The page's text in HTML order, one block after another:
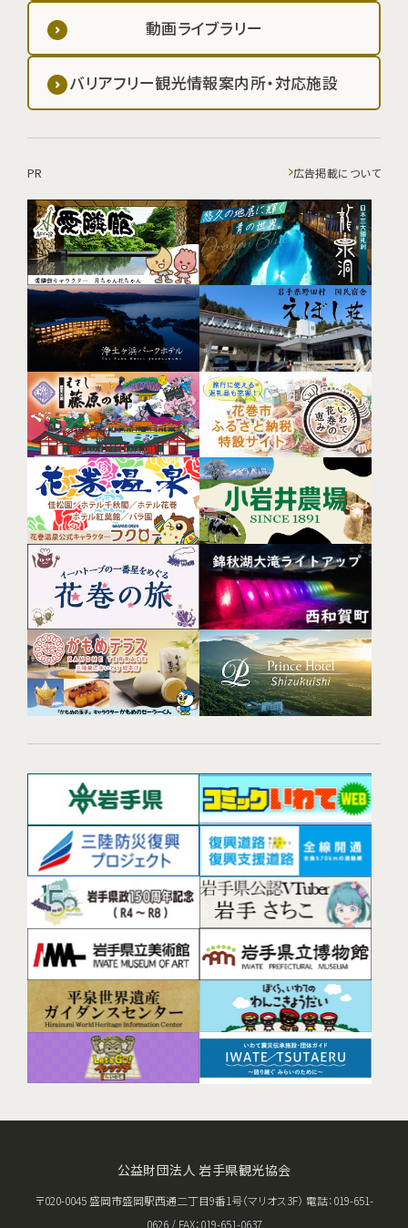
動画ライブラリー
バリアフリー観光情報案内所・対応施設
PR 広告掲載について
公益財団法人 岩手県観光協会
〒020-0045 盛岡市盛岡駅西通二丁目9番1号（マリオス3F） 電話：019-651-
0626 / FAX：019-651-0637